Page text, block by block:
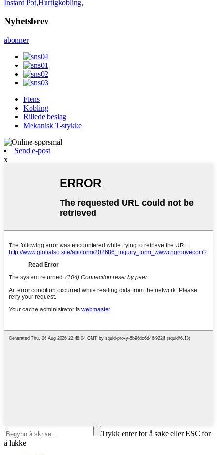
Instant Pot,Hurtigkobling,
Nyhetsbrev
abonner
Flens
Kobling
Rillede beslag
Mekanisk T-stykke
Send e-post
x
Trykk enter for å søke eller ESC for
å lukke